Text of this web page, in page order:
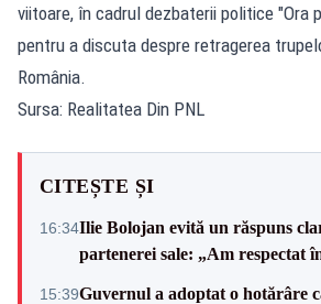
viitoare, în cadrul dezbaterii politice "Ora
pentru a discuta despre retragerea
România.
Sursa: Realitatea Din PNL
CITEȘTE ȘI
16:34Ilie Bolojan evită un răspuns
partenerei sale: „Am respectat
15:39Guvernul a adoptat o hotărâre